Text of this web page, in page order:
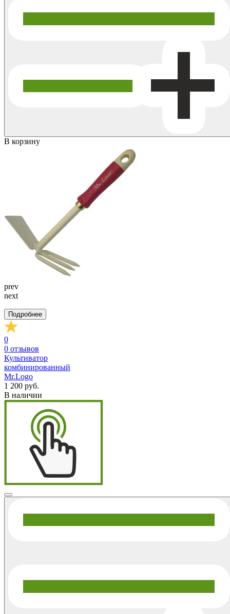
В корзину
prev
next
Подробнее
0
0 отзывов
Культиватор
комбинированный
Mr.Logo
1 200 руб.
В наличии